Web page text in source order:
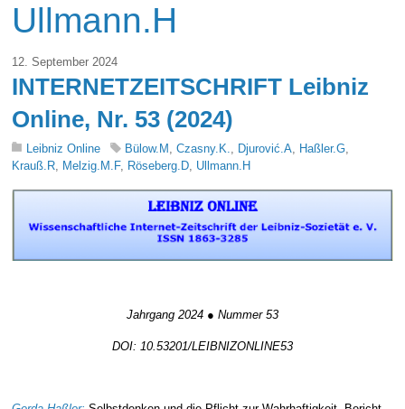
Ullmann.H
12. September 2024
INTERNETZEITSCHRIFT Leibniz
Online, Nr. 53 (2024)
Leibniz Online Bülow.M ,Czasny.K., Djurović.A, Haßler.G,
Krauß.R, Melzig.M.F, Röseberg.D, Ullmann.H
Jahrgang 2024 ● Nummer 53
DOI: 10.53201/LEIBNIZONLINE53